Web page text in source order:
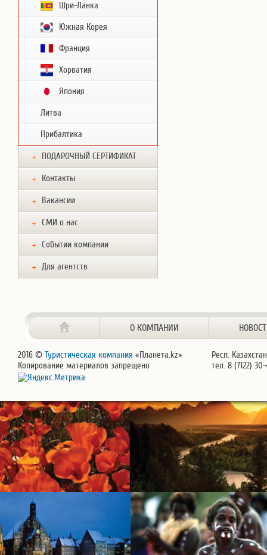
Шри-Ланка
Южная Корея
Франция
Хорватия
Япония
Литва
Прибалтика
ПОДАРОЧНЫЙ СЕРТИФИКАТ
Контакты
Вакансии
СМИ о нас
Событии компании
Для агентств
О КОМПАНИИ
2016 © Туристическая компания «Планета.kz»
Копирование материалов запрещено
Респ.
тел. 8 (7122)